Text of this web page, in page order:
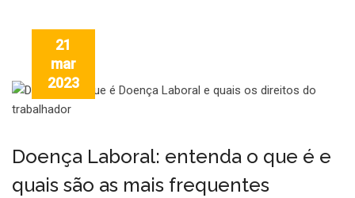
21
mar
2023
Doença Laboral: entenda o que é e
quais são as mais frequentes